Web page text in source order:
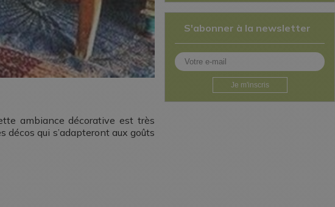
ambiance décorative est très
décos qui s’adapteront aux goûts
S'abonner à la newsletter
Je m'inscris